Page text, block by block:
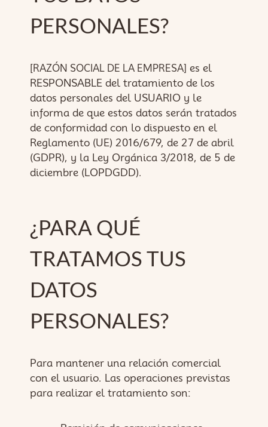
PERSONALES?
[RAZÓN SOCIAL DE LA EMPRESA] es el
RESPONSABLE del tratamiento de los
datos personales del USUARIO y le
informa de que estos datos serán tratados
de conformidad con lo dispuesto en el
Reglamento (UE) 2016/679, de 27 de abril
(GDPR), y la Ley Orgánica 3/2018, de 5 de
diciembre (LOPDGDD).
¿PARA QUÉ
TRATAMOS TUS
DATOS
PERSONALES?
Para mantener una relación comercial
con el usuario. Las operaciones previstas
para realizar el tratamiento son: